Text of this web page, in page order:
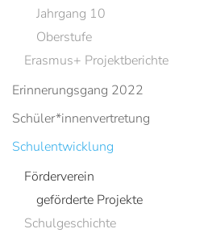
Jahrgang 10
Oberstufe
Erasmus+ Projektberichte
Erinnerungsgang 2022
Schüler*innenvertretung
Schulentwicklung
Förderverein
geförderte Projekte
Schulgeschichte